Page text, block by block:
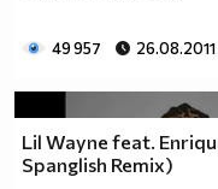
49 957 26.08.2011
Lil Wayne feat.
Spanglish Remix)